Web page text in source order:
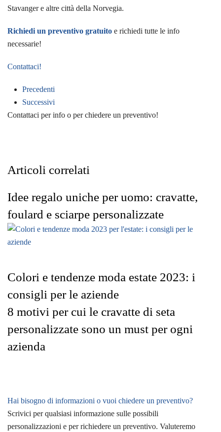
Stavanger e altre città della Norvegia.
Richiedi un preventivo gratuito e richiedi tutte le info
necessarie!
Contattaci!
Precedenti
Successivi
Contattaci per info o per chiedere un preventivo!
Articoli correlati
Idee regalo uniche per uomo: cravatte,
foulard e sciarpe personalizzate
Colori e tendenze moda estate 2023: i
consigli per le aziende
8 motivi per cui le cravatte di seta
personalizzate sono un must per ogni
azienda
Hai bisogno di informazioni o vuoi chiedere un preventivo?
Scrivici per qualsiasi informazione sulle possibili
personalizzazioni e per richiedere un preventivo. Valuteremo